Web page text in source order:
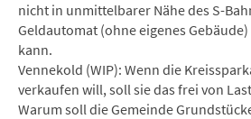
nicht in unmittelbarer Nähe des S-
Geldautomat (ohne eigenes
kann.
Vennekold (WIP): Wenn die
verkaufen will, soll sie das frei von
Warum soll die Gemeinde